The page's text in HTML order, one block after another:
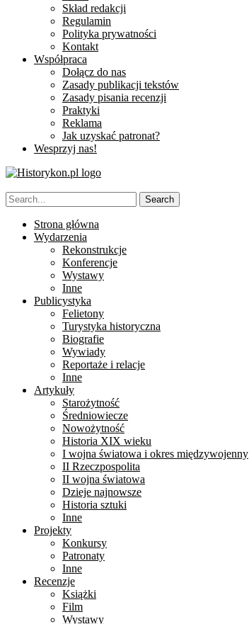
Skład redakcji
Regulamin
Polityka prywatności
Kontakt
Współpraca
Dołącz do nas
Zasady publikacji tekstów
Zasady pisania recenzji
Praktyki
Reklama
Jak uzyskać patronat?
Wesprzyj nas!
Strona główna
Wydarzenia
Rekonstrukcje
Konferencje
Wystawy
Inne
Publicystyka
Felietony
Turystyka historyczna
Biografie
Wywiady
Reportaże i relacje
Inne
Artykuły
Starożytność
Średniowiecze
Nowożytność
Historia XIX wieku
I wojna światowa i okres międzywojenny
II Rzeczpospolita
II wojna światowa
Dzieje najnowsze
Historia sztuki
Inne
Projekty
Konkursy
Patronaty
Inne
Recenzje
Książki
Film
Wystawy